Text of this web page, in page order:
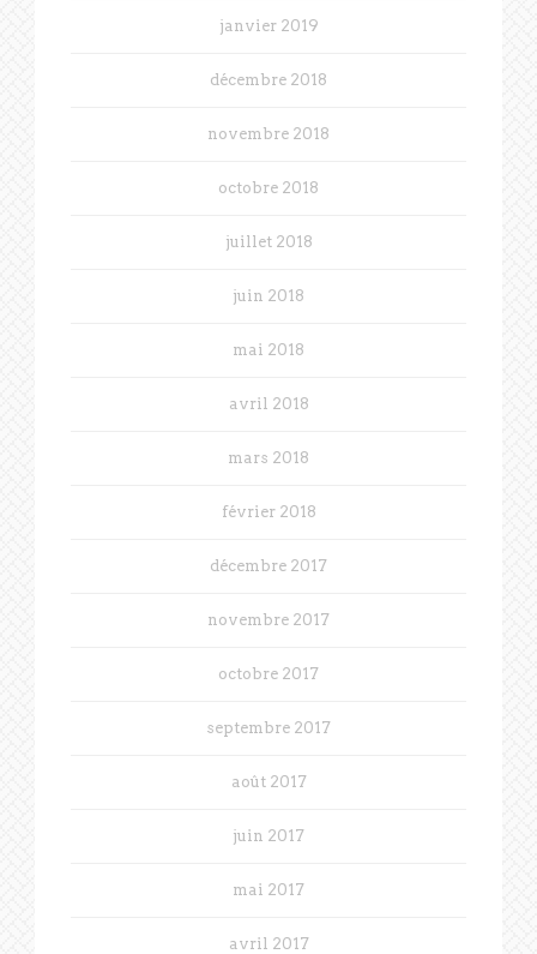
janvier 2019
décembre 2018
novembre 2018
octobre 2018
juillet 2018
juin 2018
mai 2018
avril 2018
mars 2018
février 2018
décembre 2017
novembre 2017
octobre 2017
septembre 2017
août 2017
juin 2017
mai 2017
avril 2017